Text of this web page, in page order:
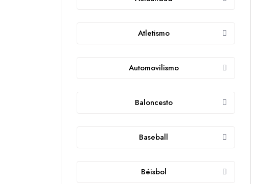
Atletismo
Automovilismo
Baloncesto
Baseball
Béisbol